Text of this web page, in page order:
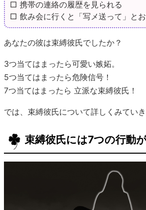
□ 携帯の連絡の履歴を見られる
□ 飲み会に行くと「写メ送って」と
あなたの彼は束縛彼氏でしたか？
3つ当てはまったら可愛い嫉妬。
5つ当てはまったら危険信号！
7つ当てはまったら 立派な束縛彼氏！
では、束縛彼氏について詳しくみていき
束縛彼氏には7つの行動